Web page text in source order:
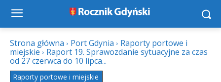
Strona główna Port Gdynia
Raporty portowe i
miejskie
Raport 19. Sprawozdanie sytuacyjne za czas
od 27 czerwca do 10 lipca...
Raporty portowe i miejskie